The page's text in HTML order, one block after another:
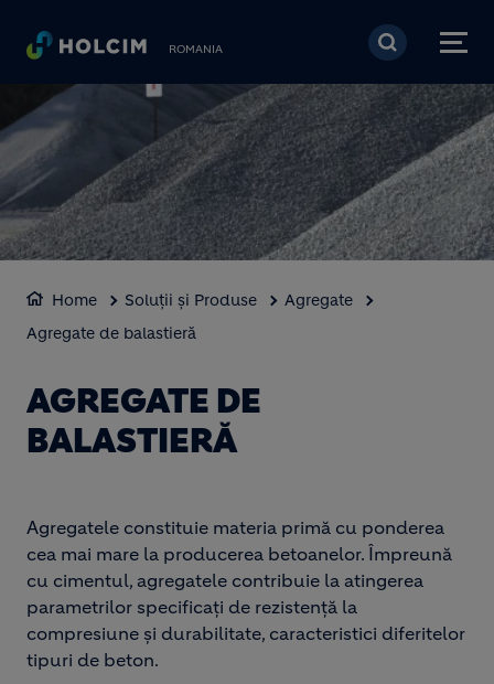
Mergi la conţinutul
ROMANIA
Home Soluții și Produse
Agregate
Agregate de balastieră
AGREGATE DE
BALASTIERĂ
Agregatele constituie materia primă cu ponderea
cea mai mare la producerea betoanelor. Împreună
cu cimentul, agregatele contribuie la atingerea
parametrilor specificați de rezistență la
compresiune și durabilitate, caracteristici diferitelor
tipuri de beton.